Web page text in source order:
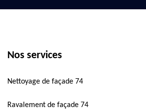
Nos services
Nettoyage de façade 74
Ravalement de façade 74